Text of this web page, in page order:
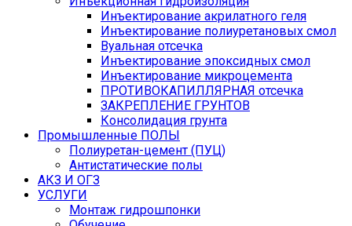
Инъектирование акрилатного геля
Инъектирование полиуретановых смол
Вуальная отсечка
Инъектирование эпоксидных смол
Инъектирование микроцемента
ПРОТИВОКАПИЛЛЯРНАЯ отсечка
ЗАКРЕПЛЕНИЕ ГРУНТОВ
Консолидация грунта
Промышленные ПОЛЫ
Полиуретан-цемент (ПУЦ)
Антистатические полы
АКЗ И ОГЗ
УСЛУГИ
Монтаж гидрошпонки